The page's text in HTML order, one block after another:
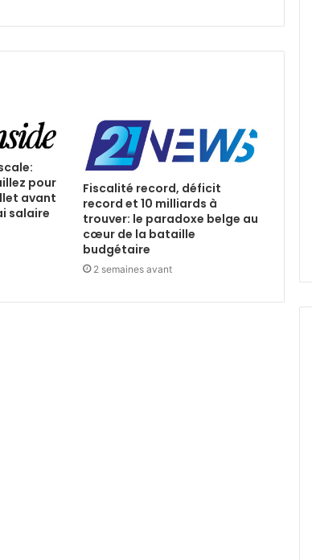
pour
avant
salaire
Fiscalité record, déficit
record et 10 milliards à
trouver: le paradoxe belge au
cœur de la bataille
budgétaire
2 semaines avant